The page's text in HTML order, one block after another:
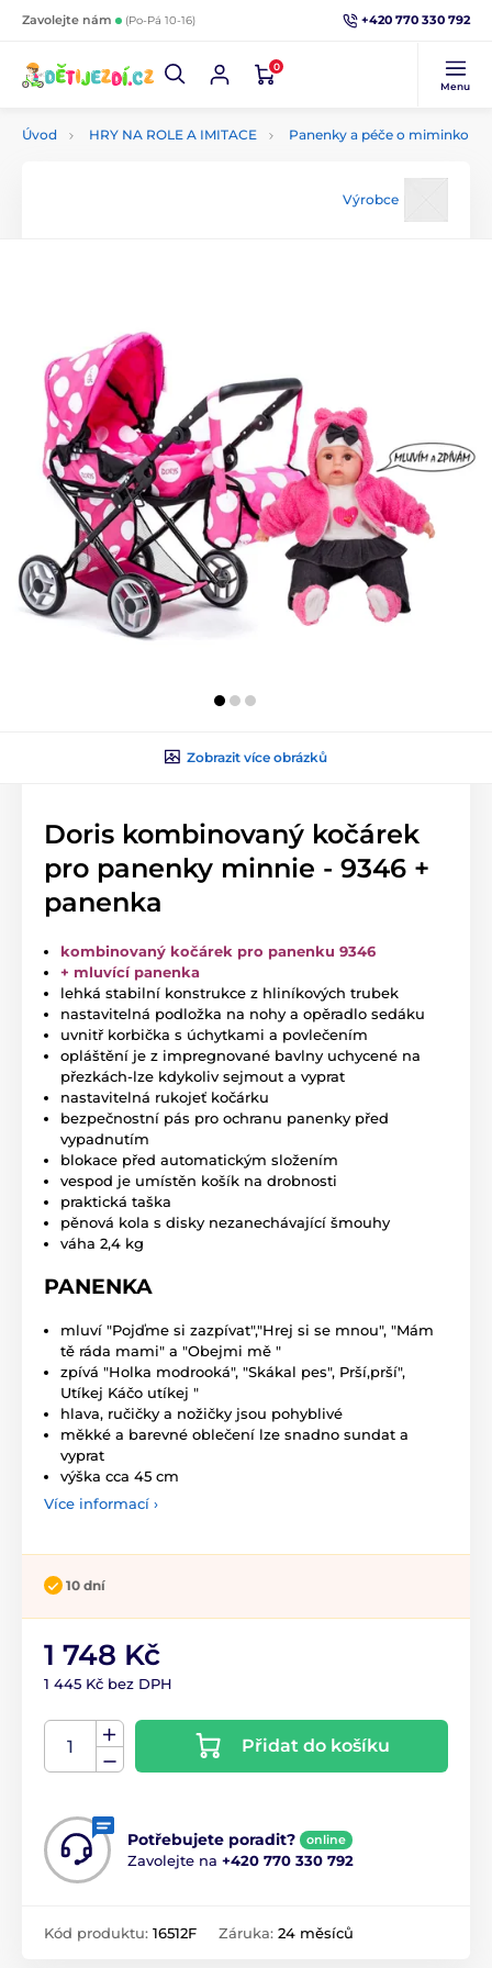
Zavolejte nám (Po-Pá 10-16) +420 770 330 792
0
Menu
Úvod HRY NA ROLE A IMITACE Panenky a péče o miminko
Výrobce
Zobrazit více obrázků
Doris kombinovaný kočárek
pro panenky minnie - 9346 +
panenka
kombinovaný kočárek pro panenku 9346
+ mluvící panenka
lehká stabilní konstrukce z hliníkových trubek
nastavitelná podložka na nohy a opěradlo sedáku
uvnitř korbička s úchytkami a povlečením
opláštění je z impregnované bavlny uchycené na
přezkách-lze kdykoliv sejmout a vyprat
nastavitelná rukojeť kočárku
bezpečnostní pás pro ochranu panenky před
vypadnutím
blokace před automatickým složením
vespod je umístěn košík na drobnosti
praktická taška
pěnová kola s disky nezanechávající šmouhy
váha 2,4 kg
PANENKA
mluví "Pojďme si zazpívat","Hrej si se mnou", "Mám
tě ráda mami" a "Obejmi mě "
zpívá "Holka modrooká", "Skákal pes", Prší,prší",
Utíkej Káčo utíkej "
hlava, ručičky a nožičky jsou pohyblivé
měkké a barevné oblečení lze snadno sundat a
vyprat
výška cca 45 cm
Více informací ›
10 dní
1 748 Kč
1 445 Kč bez DPH
Přidat do košíku
Potřebujete poradit? online
Zavolejte na +420 770 330 792
Kód produktu: 16512F Záruka: 24 měsíců